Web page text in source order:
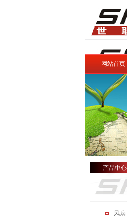
网站首页
产品中心
风扇